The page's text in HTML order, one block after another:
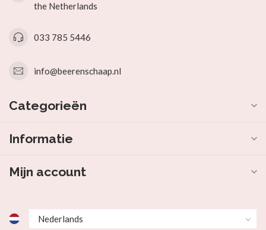
the Netherlands
033 785 5446
info@beerenschaap.nl
Categorieën
Informatie
Mijn account